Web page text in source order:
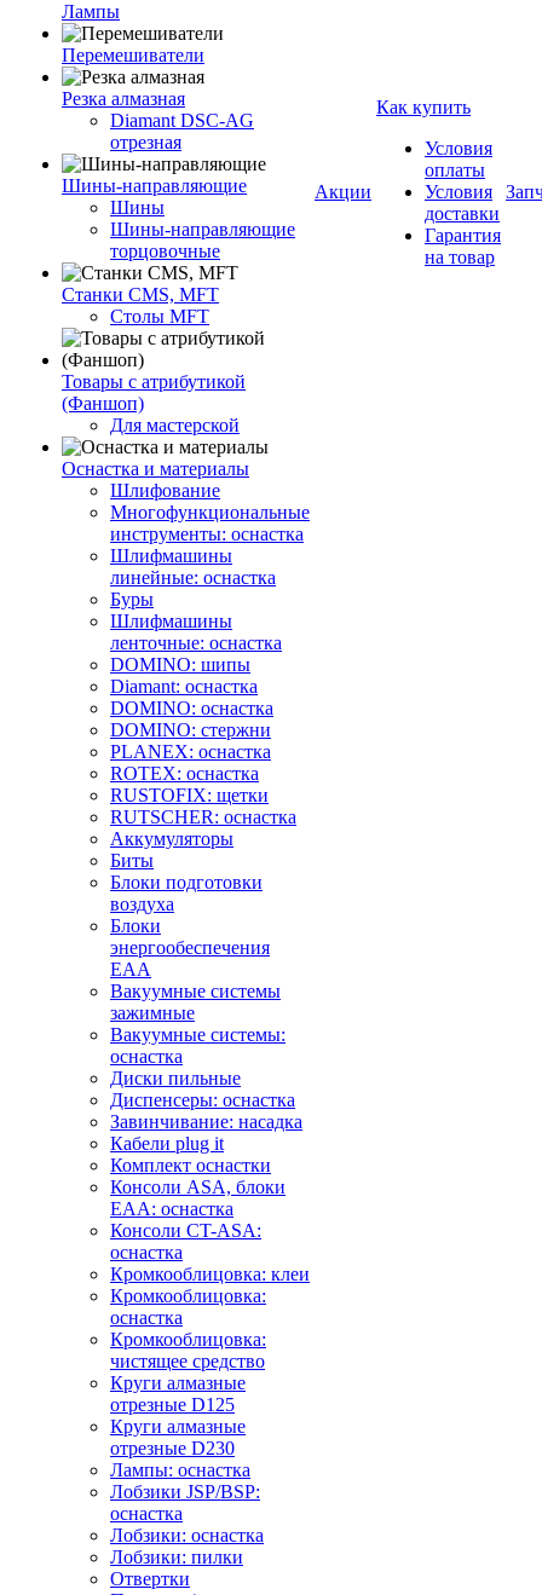
Лампы
Перемешиватели
Резка алмазная
Diamant DSC-AG
отрезная
Шины-направляющие
Шины
Шины-направляющие
торцовочные
Станки CMS, MFT
Столы MFT
Товары с атрибутикой
(Фаншоп)
Для мастерской
Оснастка и материалы
Шлифование
Многофункциональные
инструменты: оснастка
Шлифмашины
линейные: оснастка
Буры
Шлифмашины
ленточные: оснастка
DOMINO: шипы
Diamant: оснастка
DOMINO: оснастка
DOMINO: стержни
PLANEX: оснастка
ROTEX: оснастка
RUSTOFIX: щетки
RUTSCHER: оснастка
Аккумуляторы
Биты
Блоки подготовки
воздуха
Блоки
энергообеспечения
EAA
Вакуумные системы
зажимные
Вакуумные системы:
оснастка
Диски пильные
Диспенсеры: оснастка
Завинчивание: насадка
Кабели plug it
Комплект оснастки
Консоли ASA, блоки
EAA: оснастка
Консоли CT-ASA:
оснастка
Кромкооблицовка: клеи
Кромкооблицовка:
оснастка
Кромкооблицовка:
чистящее средство
Круги алмазные
отрезные D125
Круги алмазные
отрезные D230
Лампы: оснастка
Лобзики JSP/BSP:
оснастка
Лобзики: оснастка
Лобзики: пилки
Отвертки
Акции
Как купить
Условия
оплаты
Условия
доставки
Гарантия
на товар